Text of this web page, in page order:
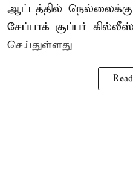
ஆட்டத்தில்
சேப்பாக் சூப்பர்
செய்துள்ளது